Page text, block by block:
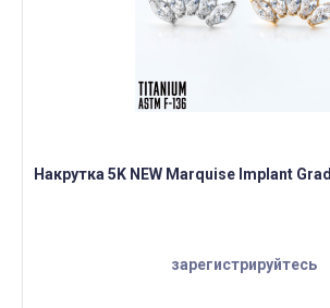
Накрутка 5K NEW Marquise Implant
зарегистрируйтесь